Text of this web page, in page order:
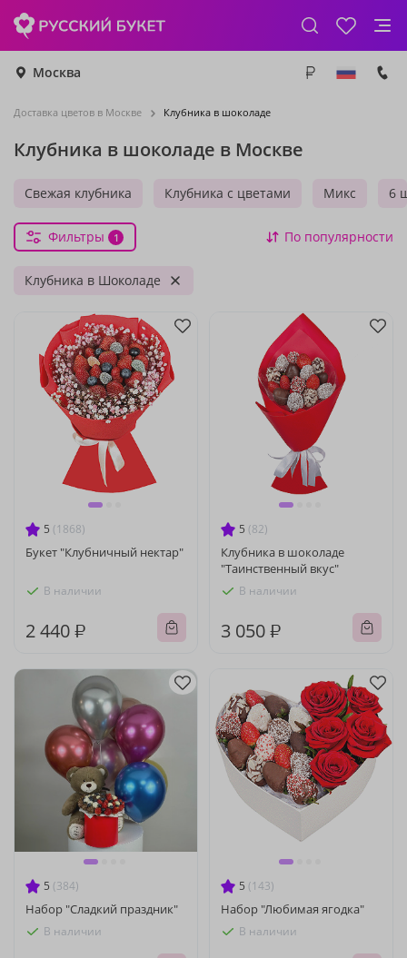
Москва
Доставка цветов в Москве Клубника в шоколаде
Клубника в шоколаде в Москве
Свежая клубника Клубника с цветами Микс 6
Фильтры 1 По популярности
Клубника в Шоколаде
5 (1868)
Букет "Клубничный нектар"
В наличии
2 440 ₽
5 (82)
Клубника в шоколаде
"Таинственный вкус"
В наличии
3 050 ₽
5 (384)
Набор "Сладкий праздник"
В наличии
5 (143)
Набор "Любимая ягодка"
В наличии